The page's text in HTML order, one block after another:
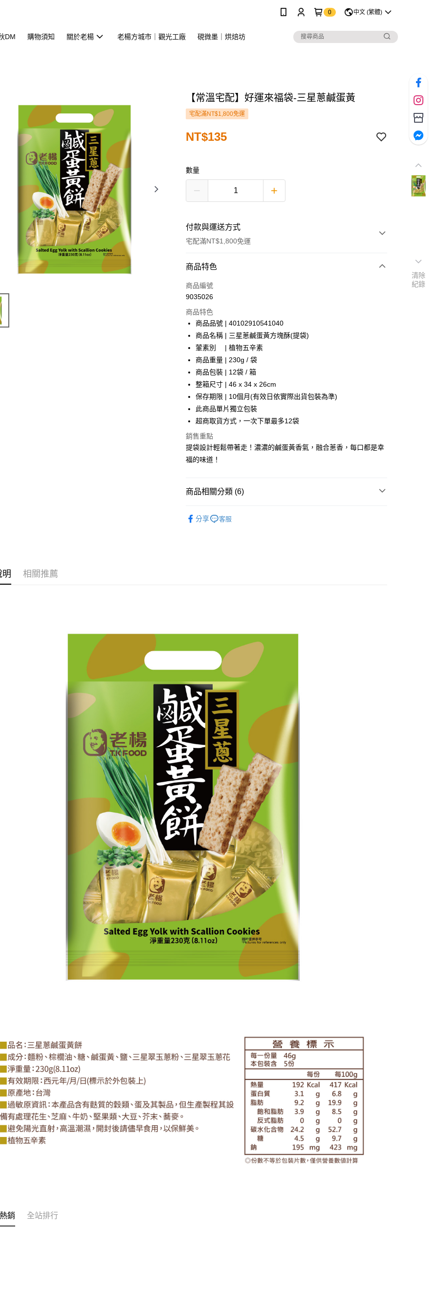
0 中文 (繁體)
DM 購物須知 關於老楊 老楊方城市｜觀光工廠 硯微墨｜烘焙坊
【常溫宅配】好運來福袋-三星蔥鹹蛋黃
宅配滿NT$1,800免運
NT$135
數量
付款與運送方式
宅配滿NT$1,800免運
付款方式
信用卡一次付款
街口支付
ATM付款
運送方式
常溫宅配(本島)
每筆NT$150，滿NT$1,800(含以上)免運費
常溫宅配(離島)，配送範圍只限澎湖部分地區：馬公市/白沙鄉/湖西
鄉/澎南區/西嶼鄉
每筆NT$400，滿NT$4,000(含以上)免運費
常溫宅配(本島)，付款後門市自取
商品特色
商品編號
9035026
商品特色
商品品號 | 40102910541040
商品名稱 | 三星蔥鹹蛋黃方塊酥(提袋)
葷素別 | 植物五辛素
商品重量 | 230g / 袋
商品包裝 | 12袋 / 箱
整箱尺寸 | 46 x 34 x 26cm
保存期限 | 10個月(有效日依實際出貨包裝為準)
此商品單片獨立包裝
超商取貨方式，一次下單最多12袋
銷售重點
提袋設計輕鬆帶著走！濃濃的鹹蛋黃香氣，融合蔥香，每口都是幸
福的味道！
商品相關分類 (6)
分享 客服
明 相關推薦
銷 全站排行
清除
紀錄